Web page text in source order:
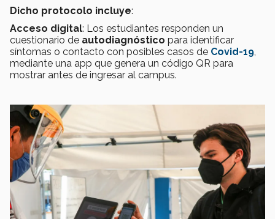
Dicho protocolo incluye:
Acceso digital: Los estudiantes responden un
cuestionario de autodiagnóstico para identificar
síntomas o contacto con posibles casos de Covid-19,
mediante una app que genera un código QR para
mostrar antes de ingresar al campus.